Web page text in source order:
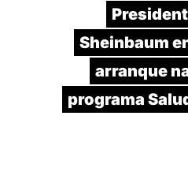
Sheinbaum
arranque
programa